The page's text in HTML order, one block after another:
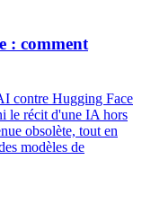
: comment
contre Hugging Face
le récit d'une IA hors
obsolète, tout en
modèles de